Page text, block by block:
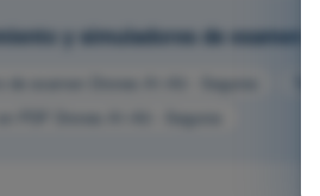
y simuladores de examen
de examen Drones A1-A3 - Seguros
PDF Drones A1-A3 - Seguros